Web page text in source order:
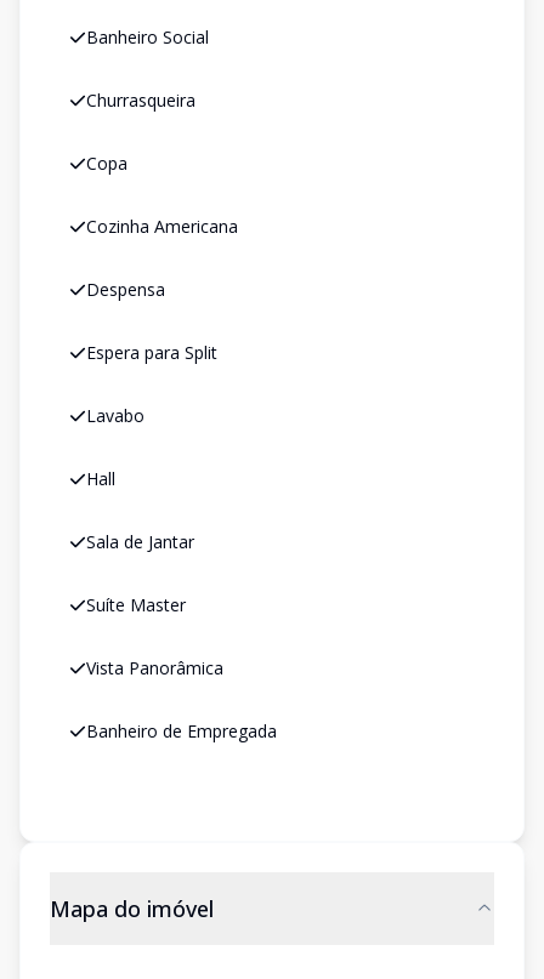
Banheiro Social
Churrasqueira
Copa
Cozinha Americana
Despensa
Espera para Split
Lavabo
Hall
Sala de Jantar
Suíte Master
Vista Panorâmica
Banheiro de Empregada
Mapa do imóvel